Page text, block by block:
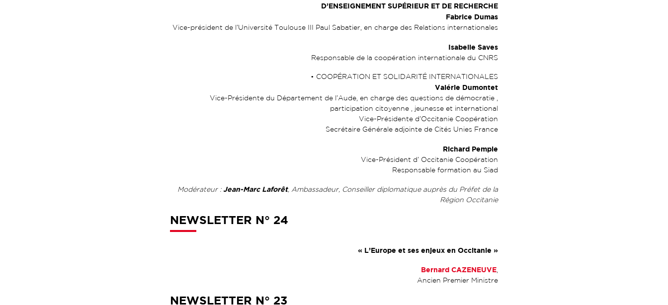
D’ENSEIGNEMENT SUPÉRIEUR ET DE RECHERCHE
Fabrice Dumas
Vice-président de l’Université Toulouse III Paul Sabatier, en charge des Relations internationales
Isabelle Saves
Responsable de la coopération internationale du CNRS
• COOPÉRATION ET SOLIDARITÉ INTERNATIONALES
Valérie Dumontet
Vice-Présidente du Département de l’Aude, en charge des questions de démocratie ,
participation citoyenne , jeunesse et international
Vice-Présidente d’Occitanie Coopération
Secrétaire Générale adjointe de Cités Unies France
Richard Pempie
Vice-Président d’ Occitanie Coopération
Responsable formation au Siad
Modérateur :Jean-Marc Laforêt, Ambassadeur, Conseiller diplomatique auprès du Préfet de la
Région Occitanie
NEWSLETTER N° 24
« L’Europe et ses enjeux en Occitanie »
Bernard CAZENEUVE,
Ancien Premier Ministre
NEWSLETTER N° 23